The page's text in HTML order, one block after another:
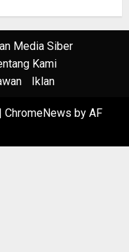
Media Siber
Kami
Iklan
| ChromeNews by AF